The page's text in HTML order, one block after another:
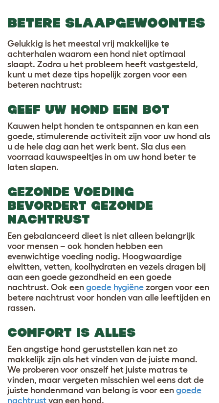
BETERE SLAAPGEWOONTES
Gelukkig is het meestal vrij makkelijke te
achterhalen waarom een hond niet optimaal
slaapt. Zodra u het probleem heeft vastgesteld,
kunt u met deze tips hopelijk zorgen voor een
beteren nachtrust:
GEEF UW HOND EEN BOT
Kauwen helpt honden te ontspannen en kan een
goede, stimulerende activiteit zijn voor uw hond als
u de hele dag aan het werk bent. Sla dus een
voorraad kauwspeeltjes in om uw hond beter te
laten slapen.
GEZONDE VOEDING
BEVORDERT GEZONDE
NACHTRUST
Een gebalanceerd dieet is niet alleen belangrijk
voor mensen – ook honden hebben een
evenwichtige voeding nodig. Hoogwaardige
eiwitten, vetten, koolhydraten en vezels dragen bij
aan een goede gezondheid en een goede
nachtrust. Ook een goede hygiëne zorgen voor een
betere nachtrust voor honden van alle leeftijden en
rassen.
COMFORT IS ALLES
Een angstige hond geruststellen kan net zo
makkelijk zijn als het vinden van de juiste mand.
We proberen voor onszelf het juiste matras te
vinden, maar vergeten misschien wel eens dat de
juiste hondenmand van belang is voor een goede
nachtrust van een hond.